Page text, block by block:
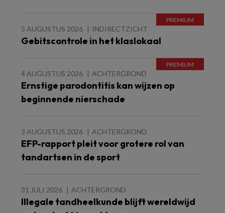
5 AUGUSTUS 2026 INDIRECTZICHT
Gebitscontrole in het klaslokaal
4 AUGUSTUS 2026 ACHTERGROND
Ernstige parodontitis kan wijzen op
beginnende nierschade
3 AUGUSTUS 2026 ACHTERGROND
EFP-rapport pleit voor grotere rol van
tandartsen in de sport
31 JULI 2026 ACHTERGROND
Illegale tandheelkunde blijft wereldwijd